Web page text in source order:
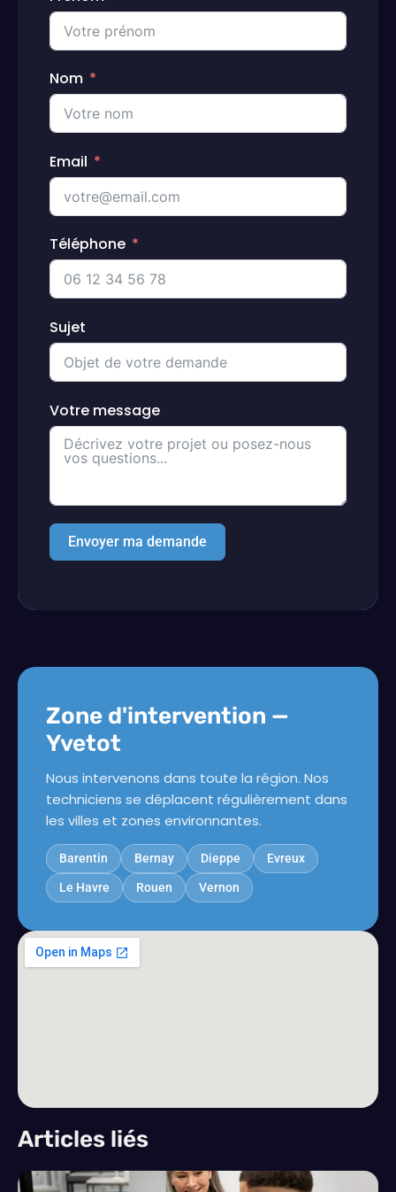
Nom
Email
Téléphone
Sujet
Votre message
Envoyer ma demande
Zone d'intervention —
Yvetot
Nous intervenons dans toute la région. Nos
techniciens se déplacent régulièrement dans
les villes et zones environnantes.
Barentin Bernay Dieppe Evreux
Le Havre Rouen Vernon
Articles liés